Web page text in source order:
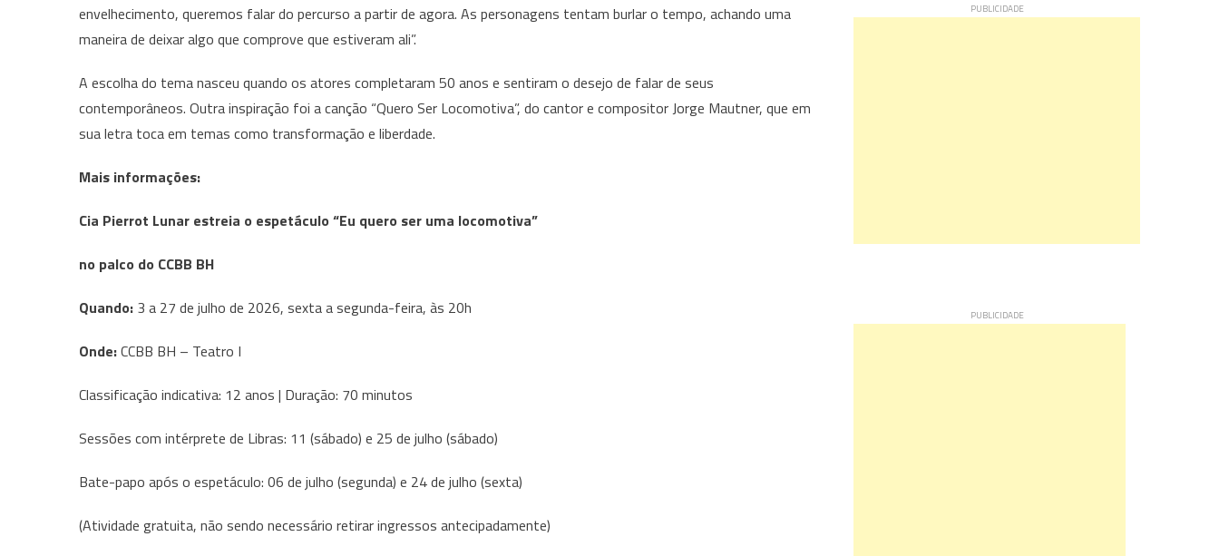
envelhecimento, queremos falar do percurso a partir de agora. As personagens tentam burlar o tempo, achando uma
maneira de deixar algo que comprove que estiveram ali”.
A escolha do tema nasceu quando os atores completaram 50 anos e sentiram o desejo de falar de seus
contemporâneos. Outra inspiração foi a canção “Quero Ser Locomotiva”, do cantor e compositor Jorge Mautner, que em
sua letra toca em temas como transformação e liberdade.
Mais informações:
Cia Pierrot Lunar estreia o espetáculo “Eu quero ser uma locomotiva”
no palco do CCBB BH
Quando: 3 a 27 de julho de 2026, sexta a segunda-feira, às 20h
Onde:CCBB BH – Teatro I
Classificação indicativa: 12 anos | Duração: 70 minutos
Sessões com intérprete de Libras: 11 (sábado) e 25 de julho (sábado)
Bate-papo após o espetáculo: 06 de julho (segunda) e 24 de julho (sexta)
(Atividade gratuita, não sendo necessário retirar ingressos antecipadamente)